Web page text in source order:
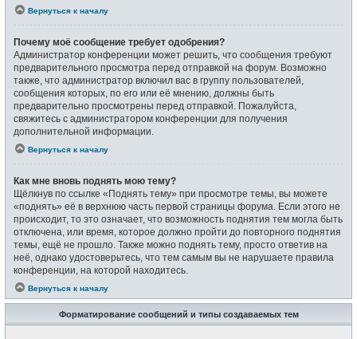
Вернуться к началу
Почему моё сообщение требует одобрения?
Администратор конференции может решить, что сообщения требуют
предварительного просмотра перед отправкой на форум. Возможно
также, что администратор включил вас в группу пользователей,
сообщения которых, по его или её мнению, должны быть
предварительно просмотрены перед отправкой. Пожалуйста,
свяжитесь с администратором конференции для получения
дополнительной информации.
Вернуться к началу
Как мне вновь поднять мою тему?
Щёлкнув по ссылке «Поднять тему» при просмотре темы, вы можете
«поднять» её в верхнюю часть первой страницы форума. Если этого не
происходит, то это означает, что возможность поднятия тем могла быть
отключена, или время, которое должно пройти до повторного поднятия
темы, ещё не прошло. Также можно поднять тему, просто ответив на
неё, однако удостоверьтесь, что тем самым вы не нарушаете правила
конференции, на которой находитесь.
Вернуться к началу
Форматирование сообщений и типы создаваемых тем